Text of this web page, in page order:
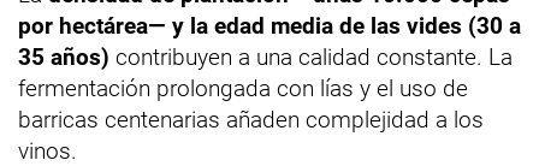
por hectárea— y la edad media de las vides (30 a
35 años) contribuyen a una calidad constante. La
fermentación prolongada con lías y el uso de
barricas centenarias añaden complejidad a los
vinos.